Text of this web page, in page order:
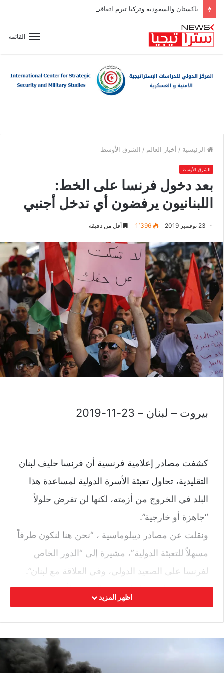
باكستان والسعودية وتركيا تبرم اتفاقية دفاع مشترك
القائمة
الرئيسية / أخبار العالم / الشرق الأوسط
الشرق الأوسط
بعد دخول فرنسا على الخط:
اللبنانيون يرفضون أي تدخل أجنبي
23 نوفمبر 2019 1٬396 أقل من دقيقة
بيروت – لبنان – 23-11-2019
كشفت مصادر إعلامية فرنسية أن فرنسا حليف لبنان
التقليدية، تحاول تعبئة الأسرة الدولية لمساعدة هذا
البلد في الخروج من أزمته، لكنها لن تفرض حلولاً
“جاهزة أو خارجية”.
ونقلت عن مصادر ديبلوماسية ، “نحن هنا لنكون طرفاً
مسهلاً للتعبئة الدولية”، مشيرة إلى “الدور الخاص
لفرنسا على الصعيد الدولي، وفي العلاقة مع لبنان”.
وكان مسؤول شمال إفريقيا والشرق الأوسط بوزارة
الخارجية الفرنسية كريستوف فارنو، قد زار منتصف
نوفمبر، بيروت ثلاث مرات، للقاء مسؤولين سياسيين،
. وأضافت المصادر “كما تحدثنا إلى اللبنانيين الآن،
اظهر المزيد